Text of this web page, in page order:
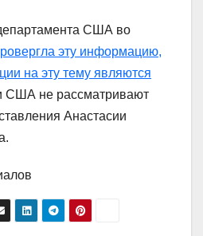
США во
эту информацию,
на эту тему являются
США не рассматривают
Анастасии